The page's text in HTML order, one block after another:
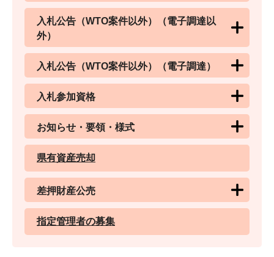
入札公告（WTO案件以外）（電子調達以
外）
入札公告（WTO案件以外）（電子調達）
入札参加資格
お知らせ・要領・様式
県有資産売却
差押財産公売
指定管理者の募集